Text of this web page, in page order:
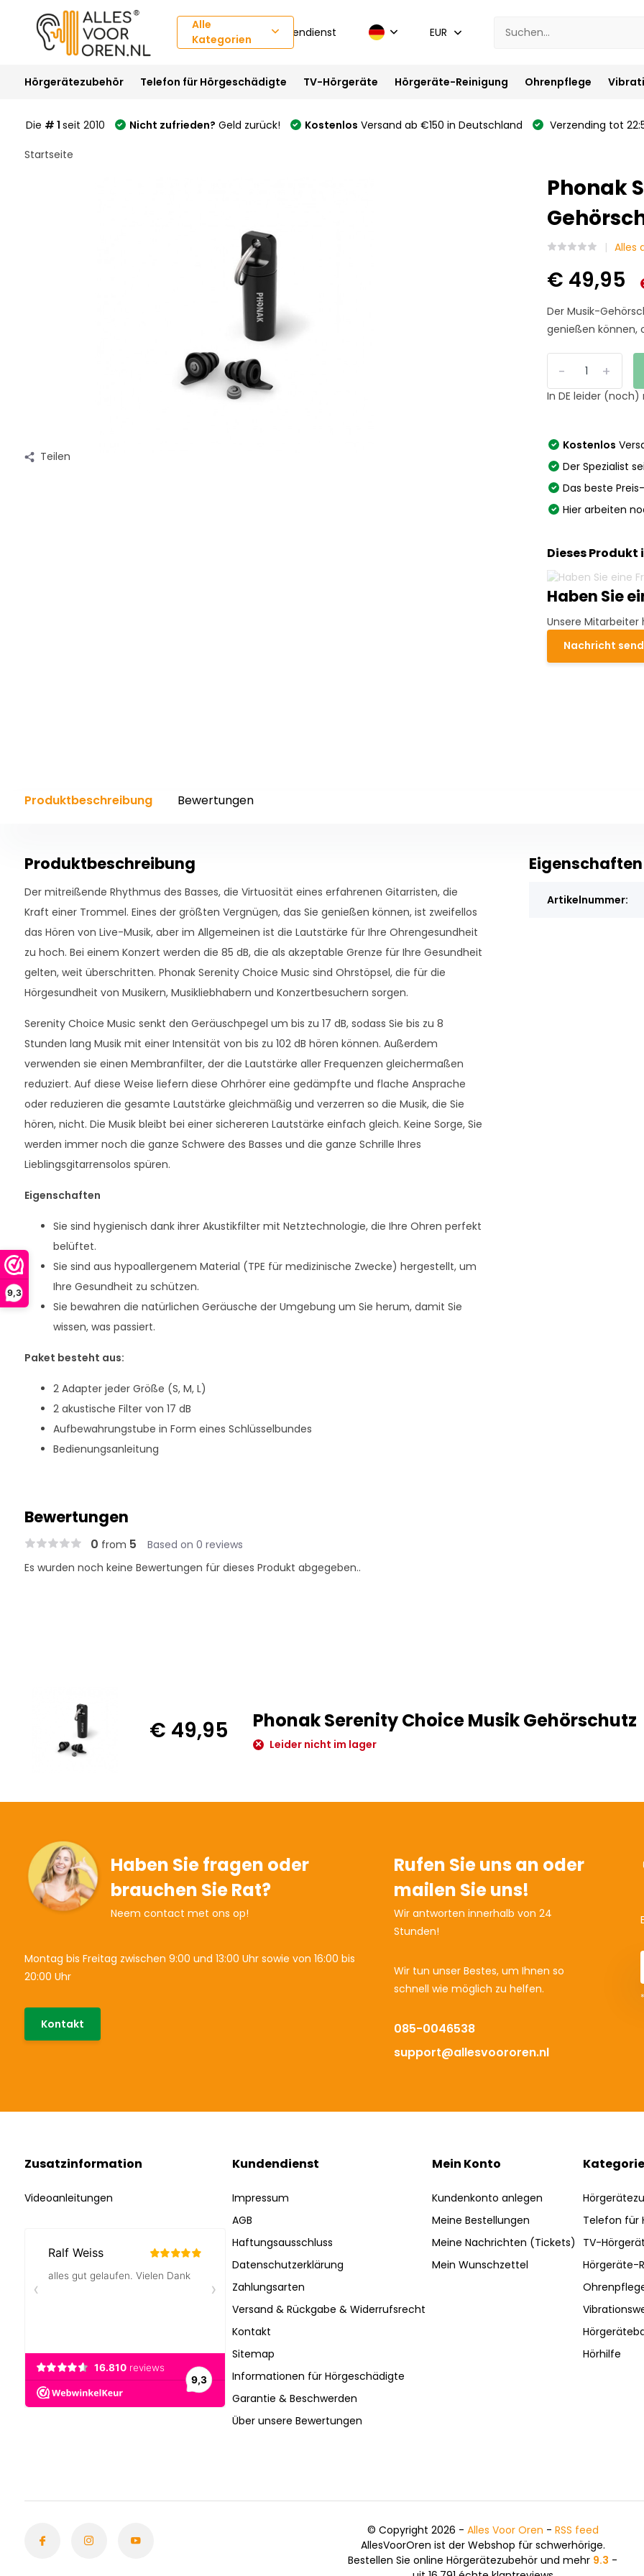
9,3
Alle
Kategorien
Kundendienst EUR
Hörgerätezubehör Telefon für Hörgeschädigte TV-Hörgeräte Hörgeräte-Reinigung Ohrenpflege
Die # 1 seit 2010 Nicht zufrieden? Geld zurück! Kostenlos Versand ab €150 in Deutschland Verzending tot
Startseite
Teilen
Phonak
Alles
€ 49,95
Der Musik-
genießen können,
+
-
In DE leider
Kostenlos
Der Spezialist
Das beste
Hier arbeiten
Dieses
Haben Sie
Unsere
Nachricht
Produktbeschreibung Bewertungen
Produktbeschreibung
Der mitreißende Rhythmus des Basses, die Virtuosität eines erfahrenen Gitarristen, die
Kraft einer Trommel. Eines der größten Vergnügen, das Sie genießen können, ist zweifellos
das Hören von Live-Musik, aber im Allgemeinen ist die Lautstärke für Ihre Ohrengesundheit
zu hoch. Bei einem Konzert werden die 85 dB, die als akzeptable Grenze für Ihre Gesundheit
gelten, weit überschritten. Phonak Serenity Choice Music sind Ohrstöpsel, die für die
Hörgesundheit von Musikern, Musikliebhabern und Konzertbesuchern sorgen.
Serenity Choice Music senkt den Geräuschpegel um bis zu 17 dB, sodass Sie bis zu 8
Stunden lang Musik mit einer Intensität von bis zu 102 dB hören können. Außerdem
verwenden sie einen Membranfilter, der die Lautstärke aller Frequenzen gleichermaßen
reduziert. Auf diese Weise liefern diese Ohrhörer eine gedämpfte und flache Ansprache
oder reduzieren die gesamte Lautstärke gleichmäßig und verzerren so die Musik, die Sie
hören, nicht. Die Musik bleibt bei einer sichereren Lautstärke einfach gleich. Keine Sorge, Sie
werden immer noch die ganze Schwere des Basses und die ganze Schrille Ihres
Lieblingsgitarrensolos spüren.
Eigenschaften
Sie sind hygienisch dank ihrer Akustikfilter mit Netztechnologie, die Ihre Ohren perfekt
belüftet.
Sie sind aus hypoallergenem Material (TPE für medizinische Zwecke) hergestellt, um
Ihre Gesundheit zu schützen.
Sie bewahren die natürlichen Geräusche der Umgebung um Sie herum, damit Sie
wissen, was passiert.
Paket besteht aus:
2 Adapter jeder Größe (S, M, L)
2 akustische Filter von 17 dB
Aufbewahrungstube in Form eines Schlüsselbundes
Bedienungsanleitung
Eigenschaften
Artikelnummer:
Bewertungen
0 from 5 Based on 0 reviews
Es wurden noch keine Bewertungen für dieses Produkt abgegeben..
€ 49,95 Phonak Serenity Choice Musik Gehörschutz
Leider nicht im lager
Haben Sie fragen oder
brauchen Sie Rat?
Neem contact met ons op!
Montag bis Freitag zwischen 9:00 und 13:00 Uhr sowie von 16:00 bis
20:00 Uhr
Kontakt
Rufen Sie uns an oder
mailen Sie uns!
Wir antworten innerhalb von 24
Stunden!
Wir tun unser Bestes, um Ihnen so
schnell wie möglich zu helfen.
085-0046538
support@allesvoororen.nl
Zusatzinformation
Videoanleitungen
Kundendienst
Impressum
AGB
Haftungsausschluss
Datenschutzerklärung
Zahlungsarten
Versand & Rückgabe & Widerrufsrecht
Kontakt
Sitemap
Informationen für Hörgeschädigte
Garantie & Beschwerden
Über unsere Bewertungen
Mein Konto
Kundenkonto anlegen
Meine Bestellungen
Meine Nachrichten (Tickets)
Mein Wunschzettel
Telefon für
TV-
Hörgeräte-
Hörhilfe
© Copyright 2026 - Alles Voor Oren - RSS feed
AllesVoorOren ist der Webshop für schwerhörige.
Bestellen Sie online Hörgerätezubehör und mehr 9.3 -